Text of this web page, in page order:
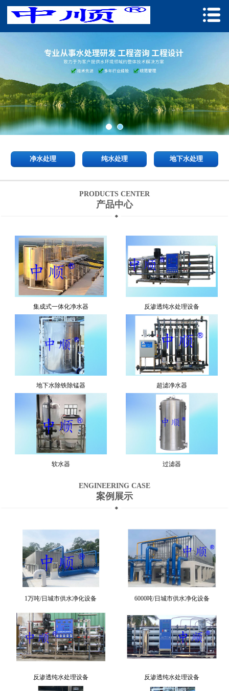
净水处理 纯水处理 地下水处理
PRODUCTS CENTER
产品中心
集成式一体化净水器 反渗透纯水处理设备
地下水除铁除锰器 超滤净水器
软水器 过滤器
ENGINEERING CASE
案例展示
1万吨/日城市供水净化设备 6000吨/日城市供水净化设备
反渗透纯水处理设备 反渗透纯水处理设备